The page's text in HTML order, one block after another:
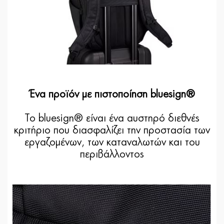
Ένα προϊόν με πιστοποίηση bluesign®
Το bluesign® είναι ένα αυστηρό διεθνές
κριτήριο που διασφαλίζει την προστασία των
εργαζομένων, των καταναλωτών και του
περιβάλλοντος